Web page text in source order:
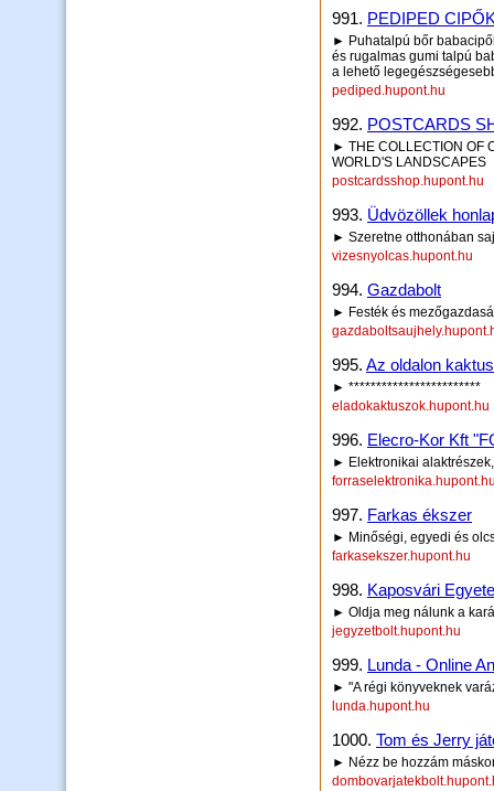
991. PEDIPED
► Puhatalpú bőr
és rugalmas gumi talpú
a lehető
pediped.hupont.hu
992. POSTCARDS
► THE COLLECTION OF
WORLD'S LANDSCAPES
postcardsshop.hupont.hu
993. Üdvözöllek
► Szeretne otthonában
vizesnyolcas.hupont.hu
994. Gazdabolt
► Festék és
995. Az oldalon
► ************************
eladokaktuszok.hupont.hu
996. Elecro-Kor Kft
► Elektronikai
997. Farkas ékszer
► Minőségi, egyedi és
farkasekszer.hupont.hu
998. Kaposvári
► Oldja meg nálunk a
jegyzetbolt.hupont.hu
999. Lunda - Online
► "A régi könyveknek
lunda.hupont.hu
1000. Tom és Jerry
► Nézz be hozzám